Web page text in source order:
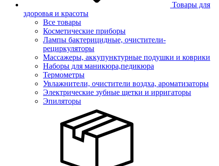
Товары для
здоровья и красоты
Все товары
Косметические приборы
Лампы бактерицидные, очистители-
рециркуляторы
Массажеры, аккупунктурные подушки и коврики
Наборы для маникюра,педикюра
Термометры
Увлажнители, очистители воздха, ароматизаторы
Электрические зубные щетки и ирригаторы
Эпиляторы